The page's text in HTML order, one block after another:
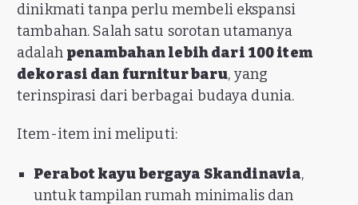
dinikmati tanpa perlu membeli ekspansi
tambahan. Salah satu sorotan utamanya
adalah penambahan lebih dari 100 item
dekorasi dan furnitur baru, yang
terinspirasi dari berbagai budaya dunia.
Item-item ini meliputi:
Perabot kayu bergaya Skandinavia,
untuk tampilan rumah minimalis dan